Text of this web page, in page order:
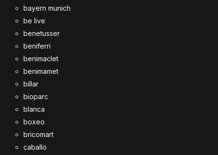
bayern munich
be live
benetusser
beniferri
benimaclet
benimamet
billar
bioparc
blanca
boxeo
bricomart
caballo